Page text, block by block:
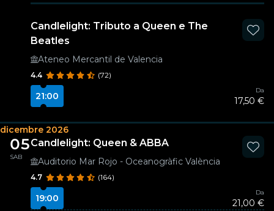
Candlelight: Tributo a Queen e The
Beatles
Ateneo Mercantil de Valencia
4.4 (72)
21:00
Da
17,50 €
dicembre 2026
05
SAB
Candlelight: Queen & ABBA
Auditorio Mar Rojo - Oceanogràfic València
4.7 (164)
19:00
Da
21,00 €